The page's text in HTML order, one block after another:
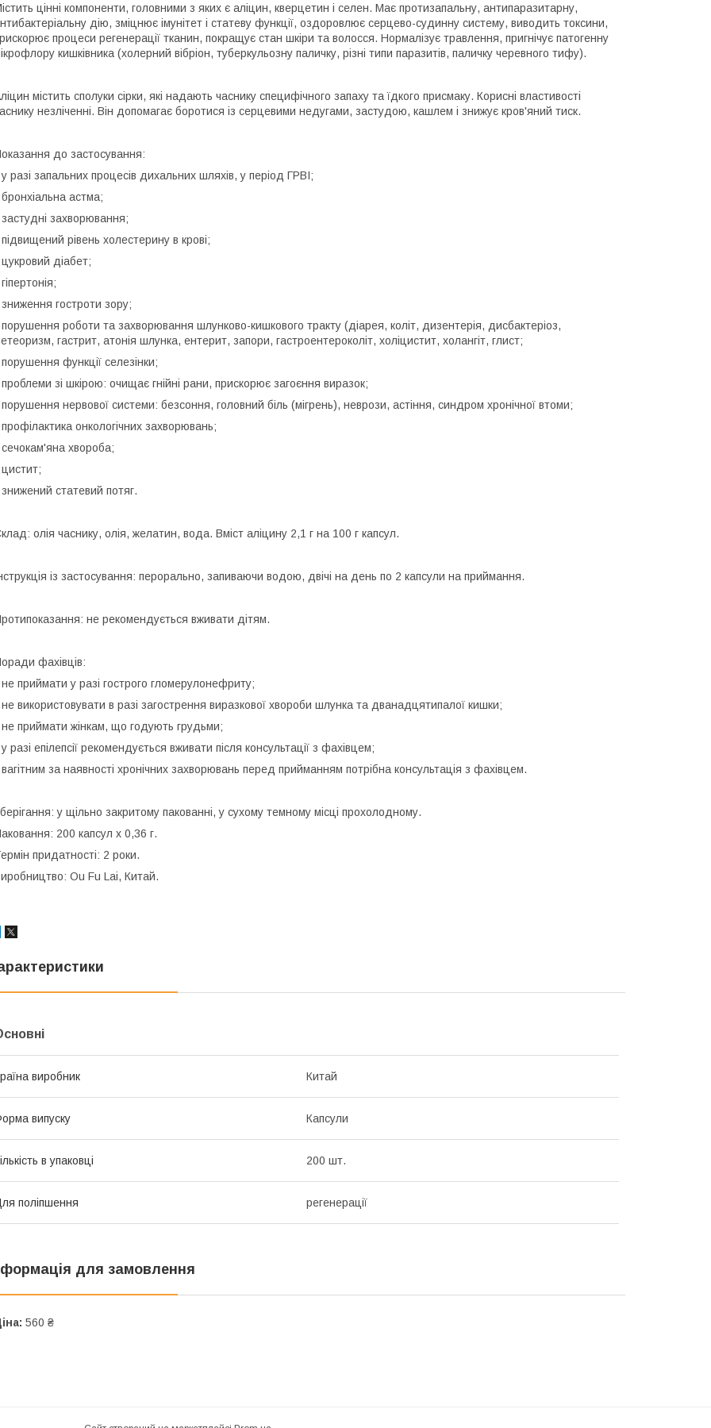
цінні компоненти, головними з яких є аліцин, кверцетин і селен. Має протизапальну, антипаразитарну,
дію, зміцнює імунітет і статеву функції, оздоровлює серцево-судинну систему, виводить токсини,
процеси регенерації тканин, покращує стан шкіри та волосся. Нормалізує травлення, пригнічує патогенну
кишківника (холерний вібріон, туберкульозну паличку, різні типи паразитів, паличку черевного тифу).
містить сполуки сірки, які надають часнику специфічного запаху та їдкого присмаку. Корисні властивості
незліченні. Він допомагає боротися із серцевими недугами, застудою, кашлем і знижує кров'яний тиск.
до застосування:
у разі запальних процесів дихальних шляхів, у період ГРВІ;
бронхіальна астма;
застудні захворювання;
підвищений рівень холестерину в крові;
цукровий діабет;
гіпертонія;
зниження гостроти зору;
порушення роботи та захворювання шлунково-кишкового тракту (діарея, коліт, дизентерія, дисбактеріоз,
гастрит, атонія шлунка, ентерит, запори, гастроентероколіт, холіцистит, холангіт, глист;
порушення функції селезінки;
проблеми зі шкірою: очищає гнійні рани, прискорює загоєння виразок;
порушення нервової системи: безсоння, головний біль (мігрень), неврози, астіння, синдром хронічної втоми;
профілактика онкологічних захворювань;
сечокам'яна хвороба;
цистит;
знижений статевий потяг.
олія часнику, олія, желатин, вода. Вміст аліцину 2,1 г на 100 г капсул.
із застосування: перорально, запиваючи водою, двічі на день по 2 капсули на приймання.
не рекомендується вживати дітям.
фахівців:
не приймати у разі гострого гломерулонефриту;
не використовувати в разі загострення виразкової хвороби шлунка та дванадцятипалої кишки;
не приймати жінкам, що годують грудьми;
у разі епілепсії рекомендується вживати після консультації з фахівцем;
вагітним за наявності хронічних захворювань перед прийманням потрібна консультація з фахівцем.
у щільно закритому пакованні, у сухому темному місці прохолодному.
200 капсул х 0,36 г.
придатності: 2 роки.
Ou Fu Lai, Китай.
виробник Китай
випуску Капсули
в упаковці 200 шт.
поліпшення регенерації
для замовлення
560 ₴